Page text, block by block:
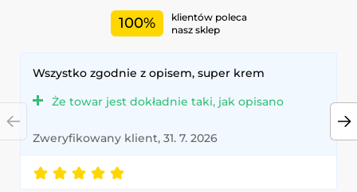
100%
klientów poleca
nasz sklep
Wszystko zgodnie z opisem, super krem
Że towar jest dokładnie taki, jak opisano
Zweryfikowany klient, 31. 7. 2026